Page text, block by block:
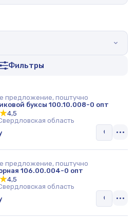
Фильтры
предложение, поштучно
буксы 100.10.008-0 опт
4,5
область
предложение, поштучно
106.00.004-0 опт
4,5
область